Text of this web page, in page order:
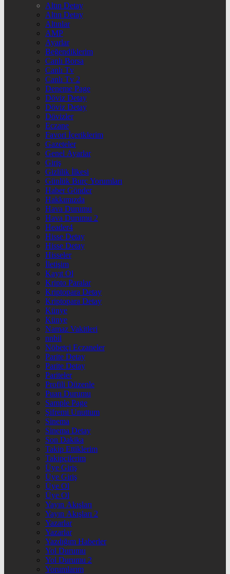
Altın Detay
Altın Detay
Altınlar
AMP
Ayarlar
Beğendiklerim
Canlı Borsa
Canlı Tv
Canlı Tv 2
Deneme Page
Döviz Detay
Döviz Detay
Dövizler
Eczane
Favori İçeriklerim
Gazeteler
Genel Ayarlar
Giriş
Gizlilik İlkesi
Günlük Burç Yorumları
Haber Gönder
Hakkımızda
Hava Durumu
Hava Durumu 2
Header4
Hisse Detay
Hisse Detay
Hisseler
İletişim
Kayıt Ol
Kripto Paralar
Kriptopara Detay
Kriptopara Detay
Künye
Künye
Namaz Vakitleri
nnbil
Nöbetçi Eczaneler
Parite Detay
Parite Detay
Pariteler
Profili Düzenle
Puan Durumu
Sample Page
Şifremi Unuttum
Sinema
Sinema Detay
Son Dakika
Takip Ettiklerim
Takipçilerim
Üye Giriş
Üye Giriş
Üye Ol
Üye Ol
Yayın Akışları
Yayın Akışları 2
Yazarlar
Yazarlar
Yazdığım Haberler
Yol Durumu
Yol Durumu 2
Yorumlarım